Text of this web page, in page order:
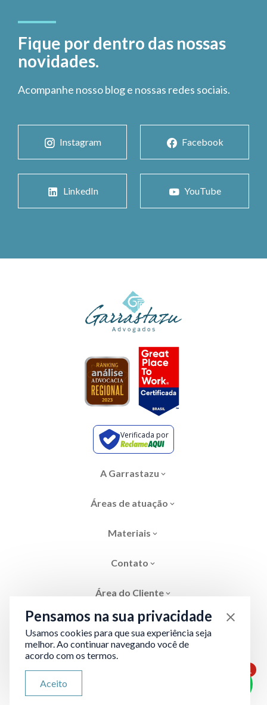
Fique por dentro das nossas
novidades.
Acompanhe nosso blog e nossas redes sociais.
Instagram Facebook
LinkedIn YouTube
Verificada por
A Garrastazu
Áreas de atuação
Materiais
Contato
Área do Cliente
Área restrita 1
Pensamos na sua privacidade
Usamos cookies para que sua experiência seja
melhor. Ao continuar navegando você de
acordo com os termos.
Aceito